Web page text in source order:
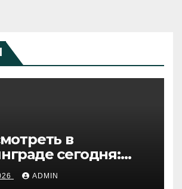
в
сегодня:
по самому
городу России
ADMIN